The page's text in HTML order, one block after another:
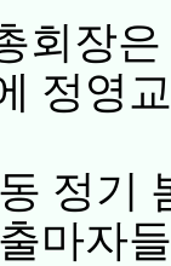
회장
정영
정기
마자